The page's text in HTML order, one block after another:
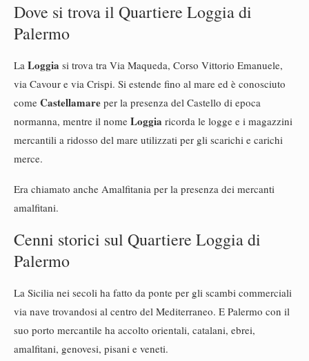
Dove si trova il Quartiere Loggia di
Palermo
La Loggia si trova tra Via Maqueda, Corso Vittorio Emanuele,
via Cavour e via Crispi. Si estende fino al mare ed è conosciuto
come Castellamare per la presenza del Castello di epoca
normanna, mentre il nome Loggia ricorda le logge e i magazzini
mercantili a ridosso del mare utilizzati per gli scarichi e carichi
merce.
Era chiamato anche Amalfitania per la presenza dei mercanti
amalfitani.
Cenni storici sul Quartiere Loggia di
Palermo
La Sicilia nei secoli ha fatto da ponte per gli scambi commerciali
via nave trovandosi al centro del Mediterraneo. E Palermo con il
suo porto mercantile ha accolto orientali, catalani, ebrei,
amalfitani, genovesi, pisani e veneti.